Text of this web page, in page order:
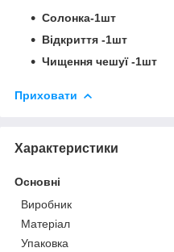
Солонка-1шт
Відкриття -1шт
Чищення чешуї -1шт
Приховати
Характеристики
Основні
Виробник
Матеріал
Упаковка